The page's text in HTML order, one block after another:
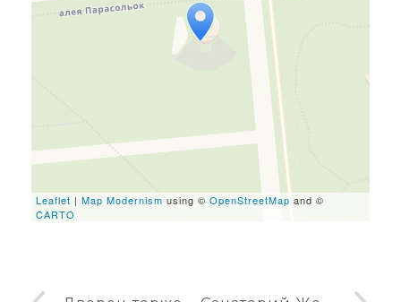
Travelers' Map is loading...
If you see this after your
page is loaded completely,
leafletJS files are missing.
Leaflet | Map Modernism using © OpenStreetMap and ©
CARTO